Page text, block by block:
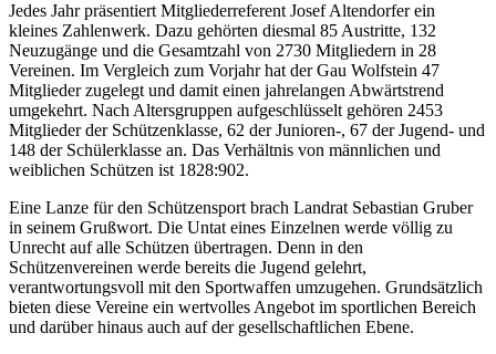
Jedes Jahr präsentiert Mitgliederreferent Josef Altendorfer ein
kleines Zahlenwerk. Dazu gehörten diesmal 85 Austritte, 132
Neuzugänge und die Gesamtzahl von 2730 Mitgliedern in 28
Vereinen. Im Vergleich zum Vorjahr hat der Gau Wolfstein 47
Mitglieder zugelegt und damit einen jahrelangen Abwärtstrend
umgekehrt. Nach Altersgruppen aufgeschlüsselt gehören 2453
Mitglieder der Schützenklasse, 62 der Junioren-, 67 der Jugend- und
148 der Schülerklasse an. Das Verhältnis von männlichen und
weiblichen Schützen ist 1828:902.
Eine Lanze für den Schützensport brach Landrat Sebastian Gruber
in seinem Grußwort. Die Untat eines Einzelnen werde völlig zu
Unrecht auf alle Schützen übertragen. Denn in den
Schützenvereinen werde bereits die Jugend gelehrt,
verantwortungsvoll mit den Sportwaffen umzugehen. Grundsätzlich
bieten diese Vereine ein wertvolles Angebot im sportlichen Bereich
und darüber hinaus auch auf der gesellschaftlichen Ebene.